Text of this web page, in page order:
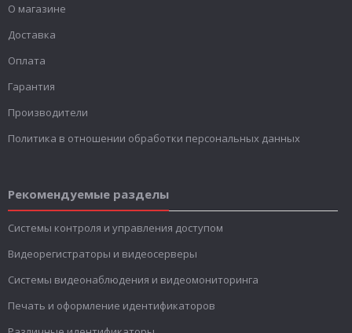
О магазине
Доставка
Оплата
Гарантия
Производители
Политика в отношении обработки персональных данных
Рекомендуемые разделы
Системы контроля и управления доступом
Видеорегистраторы и видеосерверы
Системы видеонаблюдения и видеомониторинга
Печать и оформление идентификаторов